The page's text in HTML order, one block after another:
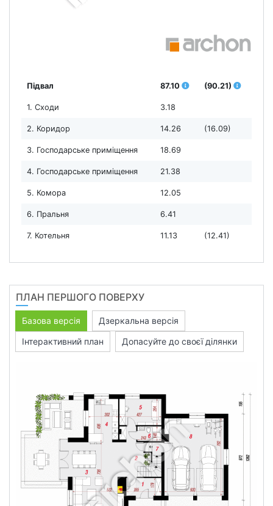
Підвал 87.10 (90.21)
1. Сходи 3.18
2. Коридор 14.26 (16.09)
3. Господарське приміщення 18.69
4. Господарське приміщення 21.38
5. Комора 12.05
6. Пральня 6.41
7. Котельня 11.13 (12.41)
ПЛАН ПЕРШОГО ПОВЕРХУ
Базова версія
Дзеркальна версія
Інтерактивний план
Допасуйте до своєї ділянки